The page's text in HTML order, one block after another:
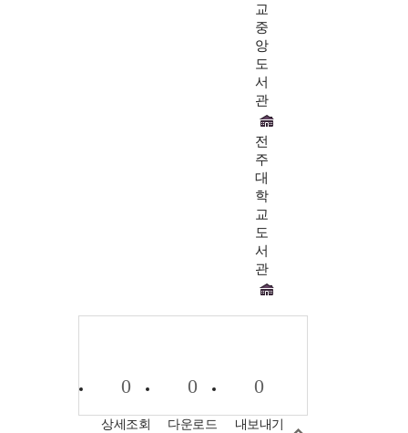
교
중
앙
도
서
관
전
주
대
학
교
도
서
관
0
상세조회
0
다운로드
0
내보내기